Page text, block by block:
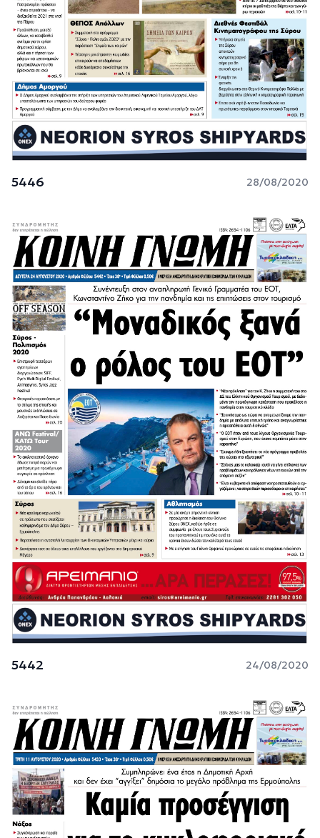
5446 28/08/2020
5442 24/08/2020